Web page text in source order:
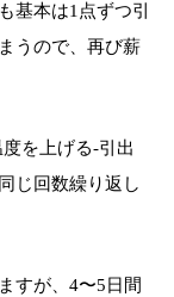
基本は1点ずつ引
うので、再び薪
を上げる-引出
じ回数繰り返し
すが、4〜5日間